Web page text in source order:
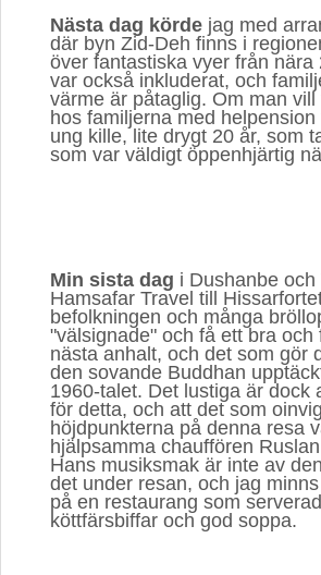
Nästa dag körde jag med
där byn Zid-Deh finns i
över fantastiska vyer från
var också inkluderat, och
värme är påtaglig. Om man
hos familjerna med
ung kille, lite drygt 20 år, som
som var väldigt öppenhjärtig
Min sista dag i Dushanbe
Hamsafar Travel till
befolkningen och många
"välsignade" och få ett bra
nästa anhalt, och det som gör
den sovande Buddhan
1960-talet. Det lustiga är dock
för detta, och att det som
höjdpunkterna på denna resa
hjälpsamma chauffören
Hans musiksmak är inte av
det under resan, och jag
på en restaurang som
köttfärsbiffar och god soppa.